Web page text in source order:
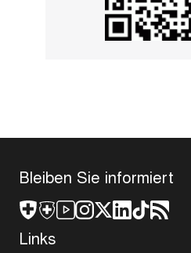
Bleiben Sie informiert
Links